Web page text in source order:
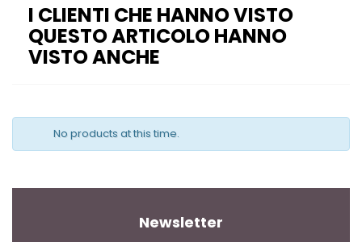
I CLIENTI CHE HANNO VISTO
QUESTO ARTICOLO HANNO
VISTO ANCHE
No products at this time.
Newsletter